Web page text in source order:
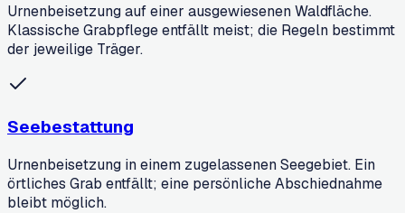
Urnenbeisetzung auf einer ausgewiesenen Waldfläche.
Klassische Grabpflege entfällt meist; die Regeln bestimmt
der jeweilige Träger.
Seebestattung
Urnenbeisetzung in einem zugelassenen Seegebiet. Ein
örtliches Grab entfällt; eine persönliche Abschiednahme
bleibt möglich.